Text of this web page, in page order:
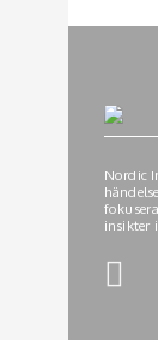
Nordic
insikter